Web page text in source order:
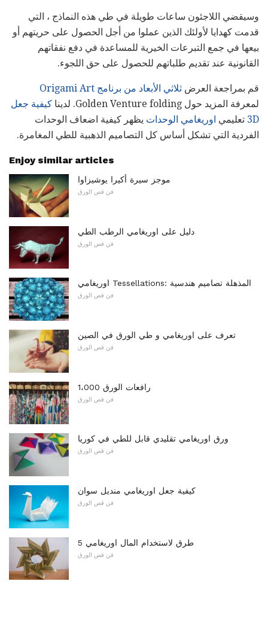
وسيقضي اللاجئون ساعات طويلة في طي هذه النماذج ، التي
قدمت كهدايا لأولئك الذين عملوا من أجل الحصول على حريتهم أو
بيعها في جمع التبرعات الخيرية للمساعدة في دفع نفقاتهم
القانونية عند تقديم طلباتهم للحصول على حق اللجوء.
قم بمراجعة العرض ثلاثي الأبعاد من برنامج Origami Art
لمعرفة المزيد حول Golden Venture folding. لدينا
كيفية جعل
3D تعليمي اوريغامي الوحدات يظهر كيفية اضعاف الوحدات
الفردية التي تشكل أساس كل التصاميم الذهبية للطي المغامرة.
Enjoy similar articles
موجز سيرة أكيرا يوشيزاوا
فن قص الورق
دليل على اوريغامي الرطب الطي
فن قص الورق
اوريغامي Tessellations: المذهلة تصاميم هندسية
فن قص الورق
تعرف على اوريغامي و طي الورق في الصين
فن قص الورق
1،000 رافعات الورق
فن قص الورق
ورق اوريغامي تقليدي قابل للطي في كوريا
فن قص الورق
كيفية جعل اوريغامي منديل سوان
فن قص الورق
5 طرق لاستخدام المال اوريغامي
فن قص الورق